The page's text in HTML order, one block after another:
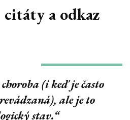
a odkaz
(i keď je často
ale je to
stav.“